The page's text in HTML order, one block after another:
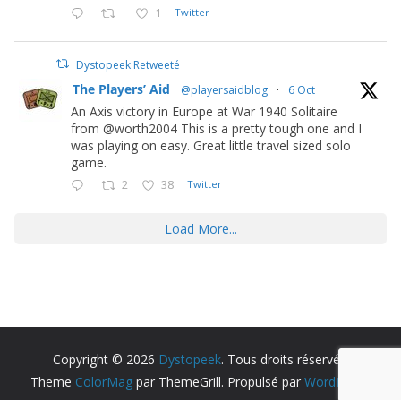
1 Twitter
Dystopeek Retweeté
The Players’ Aid @playersaidblog · 6 Oct
An Axis victory in Europe at War 1940 Solitaire
from @worth2004 This is a pretty tough one and I
was playing on easy. Great little travel sized solo
game.
2 38 Twitter
Load More...
Copyright © 2026 Dystopeek. Tous droits réservés.
Theme ColorMag par ThemeGrill. Propulsé par WordPress